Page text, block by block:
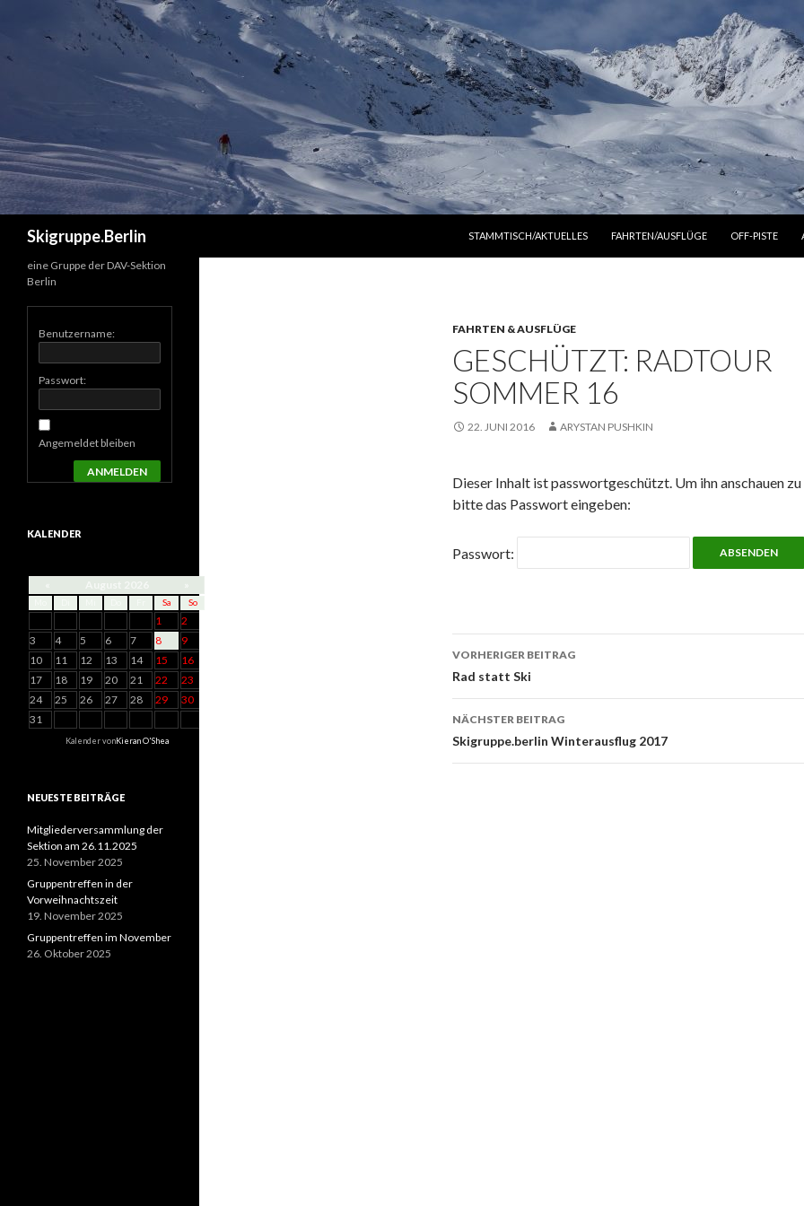
Skigruppe.Berlin
STAMMTISCH/AKTUELLES
FAHRTEN/AUSFLÜGE OFF-PISTE
FAHRTEN & AUSFLÜGE
GESCHÜTZT: RADTOUR
SOMMER 16
22. JUNI 2016 ARYSTAN PUSHKIN
Dieser Inhalt ist passwortgeschützt. Um ihn anschauen zu
bitte das Passwort eingeben:
Passwort:
Beitrags-
Navigation
VORHERIGER BEITRAG
Rad statt Ski
NÄCHSTER BEITRAG
Skigruppe.berlin Winterausflug 2017
eine Gruppe der DAV-Sektion
Berlin
Benutzername:
Passwort:
Angemeldet bleiben
ANMELDEN
KALENDER
Sa So
1
2
3
4 5 6 7 8
9
10
11 12 13 14 15
16
17
18 19 20 21 22
23
24
25 26 27 28 29
30
31
Kalender vonKieran O'Shea
NEUESTE BEITRÄGE
Mitgliederversammlung der
Sektion am 26.11.2025
25. November 2025
Gruppentreffen in der
Vorweihnachtszeit
19. November 2025
Gruppentreffen im November
26. Oktober 2025